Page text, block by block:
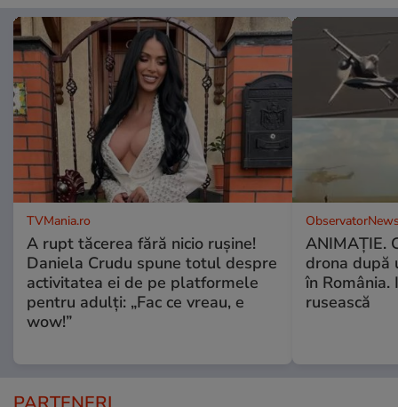
TVMania.ro
A rupt tăcerea fără nicio rușine!
Daniela Crudu spune totul despre
activitatea ei de pe platformele
pentru adulți: „Fac ce vreau, e
wow!”
ANIMAŢIE.
drona după
în România.
rusească